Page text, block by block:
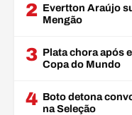
2 Evertton Araújo
Mengão
3 Plata chora após
Copa do Mundo
4 Boto detona
na Seleção